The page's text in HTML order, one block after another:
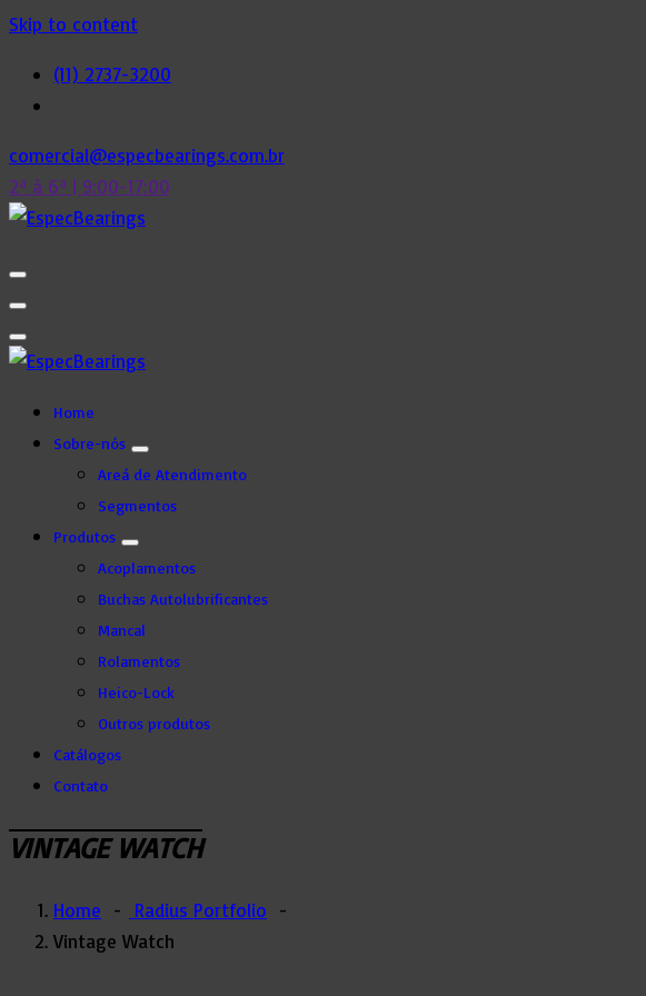
Skip to content
(11) 2737-3200
comercial@especbearings.com.br
2ª à 6ª | 9:00-17:00
Home
Sobre-nós
Areá de Atendimento
Segmentos
Produtos
Acoplamentos
Buchas Autolubrificantes
Mancal
Rolamentos
Heico-Lock
Outros produtos
Catálogos
Contato
VINTAGE WATCH
Home - Radius Portfolio -
Vintage Watch